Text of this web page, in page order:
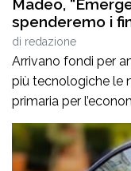
Madeo,
spenderemo i
di redazione
Arrivano fondi per
più tecnologiche le
primaria per
così come le città.
anche per il
situazione si